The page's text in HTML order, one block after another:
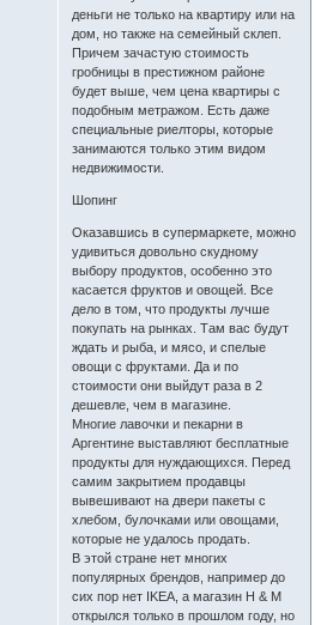
деньги не только на квартиру или на
дом, но также на семейный склеп.
Причем зачастую стоимость
гробницы в престижном районе
будет выше, чем цена квартиры с
подобным метражом. Есть даже
специальные риелторы, которые
занимаются только этим видом
недвижимости.
Шопинг
Оказавшись в супермаркете, можно
удивиться довольно скудному
выбору продуктов, особенно это
касается фруктов и овощей. Все
дело в том, что продукты лучше
покупать на рынках. Там вас будут
ждать и рыба, и мясо, и спелые
овощи с фруктами. Да и по
стоимости они выйдут раза в 2
дешевле, чем в магазине.
Многие лавочки и пекарни в
Аргентине выставляют бесплатные
продукты для нуждающихся. Перед
самим закрытием продавцы
вывешивают на двери пакеты с
хлебом, булочками или овощами,
которые не удалось продать.
В этой стране нет многих
популярных брендов, например до
сих пор нет IKEA, а магазин H & M
открылся только в прошлом году, но